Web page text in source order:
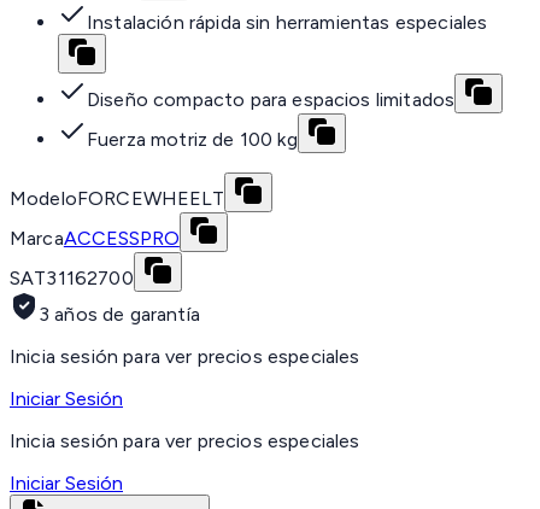
Instalación rápida sin herramientas especiales
Diseño compacto para espacios limitados
Fuerza motriz de 100 kg
ModeloFORCEWHEELT
MarcaACCESSPRO
SAT31162700
3 años de garantía
Inicia sesión para ver precios especiales
Iniciar Sesión
Inicia sesión para ver precios especiales
Iniciar Sesión